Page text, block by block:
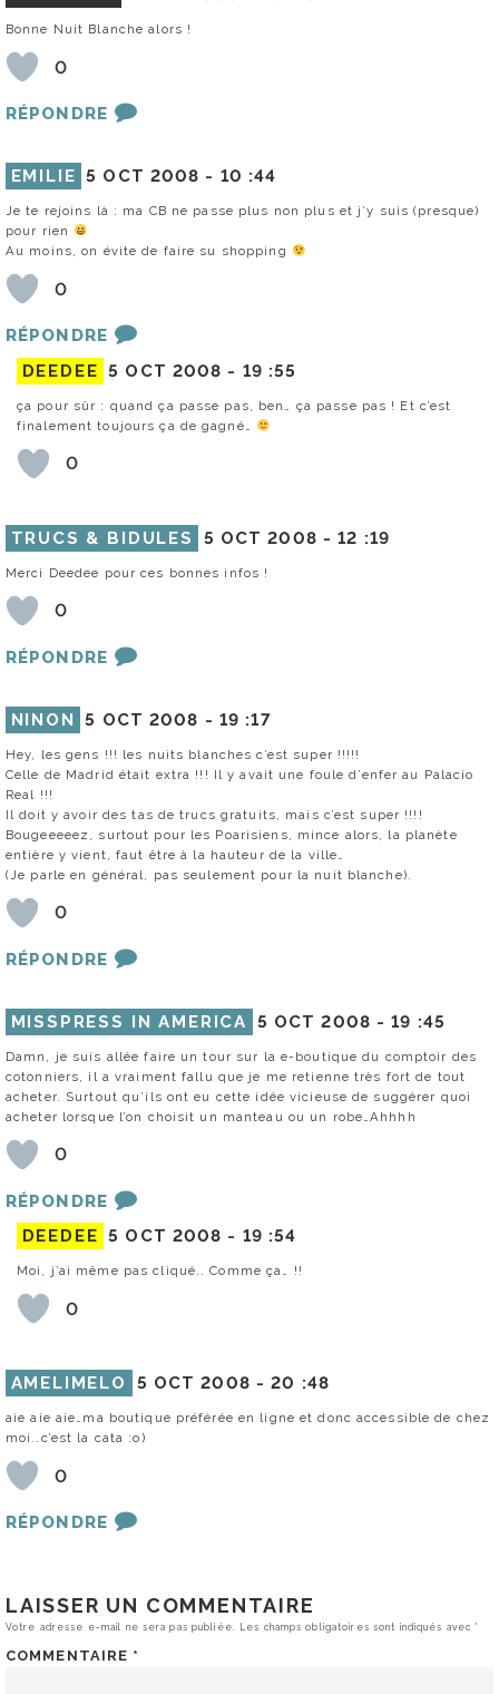
Bonne Nuit Blanche alors !
0
RÉPONDRE
EMILIE 5 OCT 2008 - 10 :44
Je te rejoins là : ma CB ne passe plus non plus et j’y suis (presque)
pour rien
Au moins, on évite de faire su shopping
0
RÉPONDRE
DEEDEE 5 OCT 2008 - 19 :55
ça pour sûr : quand ça passe pas, ben… ça passe pas ! Et c’est
finalement toujours ça de gagné…
0
TRUCS & BIDULES 5 OCT 2008 -12 :19
Merci Deedee pour ces bonnes infos !
0
RÉPONDRE
NINON 5 OCT 2008 - 19 :17
Hey, les gens !!! les nuits blanches c’est super !!!!!
Celle de Madrid était extra !!! Il y avait une foule d’enfer au Palacio
Real !!!
Il doit y avoir des tas de trucs gratuits, mais c’est super !!!!
Bougeeeeez, surtout pour les Poarisiens, mince alors, la planète
entière y vient, faut être à la hauteur de la ville…
(Je parle en général, pas seulement pour la nuit blanche).
0
RÉPONDRE
MISSPRESS IN AMERICA 5 OCT 2008 -19 :45
Damn, je suis allée faire un tour sur la e-boutique du comptoir des
cotonniers, il a vraiment fallu que je me retienne très fort de tout
acheter. Surtout qu’ils ont eu cette idée vicieuse de suggérer quoi
acheter lorsque l’on choisit un manteau ou un robe…Ahhhh
0
RÉPONDRE
DEEDEE 5 OCT 2008 - 19 :54
Moi, j’ai même pas cliqué.. Comme ça… !!
0
AMELIMELO 5 OCT 2008 -20 :48
aie aie aie…ma boutique préférée en ligne et donc accessible de chez
moi..c’est la cata :o)
0
RÉPONDRE
LAISSER UN COMMENTAIRE
Votre adresse e-mail ne sera pas publiée. Les champs obligatoires sont indiqués avec*
COMMENTAIRE *